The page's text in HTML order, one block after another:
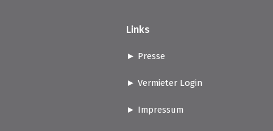
Links
Presse
Vermieter Login
Impressum